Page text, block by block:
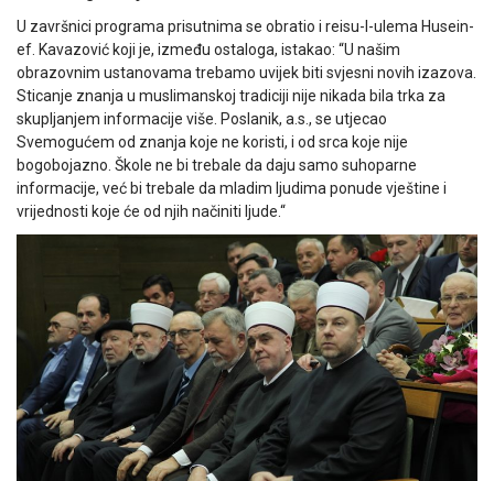
U završnici programa prisutnima se obratio i reisu-l-ulema Husein-
ef. Kavazović koji je, između ostaloga, istakao: “U našim
obrazovnim ustanovama trebamo uvijek biti svjesni novih izazova.
Sticanje znanja u muslimanskoj tradiciji nije nikada bila trka za
skupljanjem informacije više. Poslanik, a.s., se utjecao
Svemogućem od znanja koje ne koristi, i od srca koje nije
bogobojazno. Škole ne bi trebale da daju samo suhoparne
informacije, već bi trebale da mladim ljudima ponude vještine i
vrijednosti koje će od njih načiniti ljude.“